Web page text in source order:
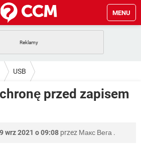
MENU
NETFLIX
WHATSAPP
FACEBOOK
TIKTOK
USB
przed zapisem
wrz 2021 o 09:08 przez Макс Вега .